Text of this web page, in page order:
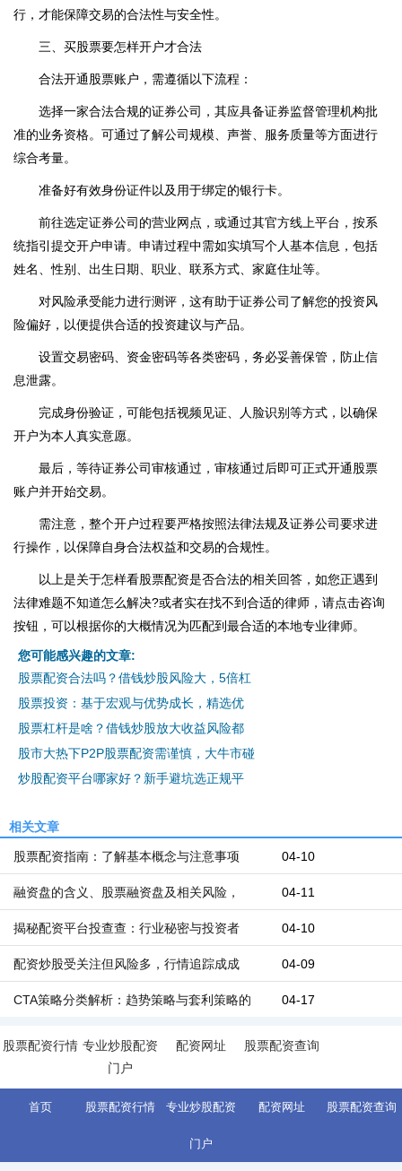
行，才能保障交易的合法性与安全性。
三、买股票要怎样开户才合法
合法开通股票账户，需遵循以下流程：
选择一家合法合规的证券公司，其应具备证券监督管理机构批
准的业务资格。可通过了解公司规模、声誉、服务质量等方面进行
综合考量。
准备好有效身份证件以及用于绑定的银行卡。
前往选定证券公司的营业网点，或通过其官方线上平台，按系
统指引提交开户申请。申请过程中需如实填写个人基本信息，包括
姓名、性别、出生日期、职业、联系方式、家庭住址等。
对风险承受能力进行测评，这有助于证券公司了解您的投资风
险偏好，以便提供合适的投资建议与产品。
设置交易密码、资金密码等各类密码，务必妥善保管，防止信
息泄露。
完成身份验证，可能包括视频见证、人脸识别等方式，以确保
开户为本人真实意愿。
最后，等待证券公司审核通过，审核通过后即可正式开通股票
账户并开始交易。
需注意，整个开户过程要严格按照法律法规及证券公司要求进
行操作，以保障自身合法权益和交易的合规性。
以上是关于怎样看股票配资是否合法的相关回答，如您正遇到
法律难题不知道怎么解决?或者实在找不到合适的律师，请点击咨询
按钮，可以根据你的大概情况为匹配到最合适的本地专业律师。
您可能感兴趣的文章:
股票配资合法吗？借钱炒股风险大，5倍杠
股票投资：基于宏观与优势成长，精选优
股票杠杆是啥？借钱炒股放大收益风险都
股市大热下P2P股票配资需谨慎，大牛市碰
炒股配资平台哪家好？新手避坑选正规平
相关文章
04-10
股票配资指南：了解基本概念与注意事项
04-11
融资盘的含义、股票融资盘及相关风险，
04-10
揭秘配资平台投查查：行业秘密与投资者
04-09
配资炒股受关注但风险多，行情追踪成成
04-17
CTA策略分类解析：趋势策略与套利策略的
股票配资行情 专业炒股配资
门户
配资网址 股票配资查询
首页 股票配资行情 专业炒股配资
门户
配资网址 股票配资查询